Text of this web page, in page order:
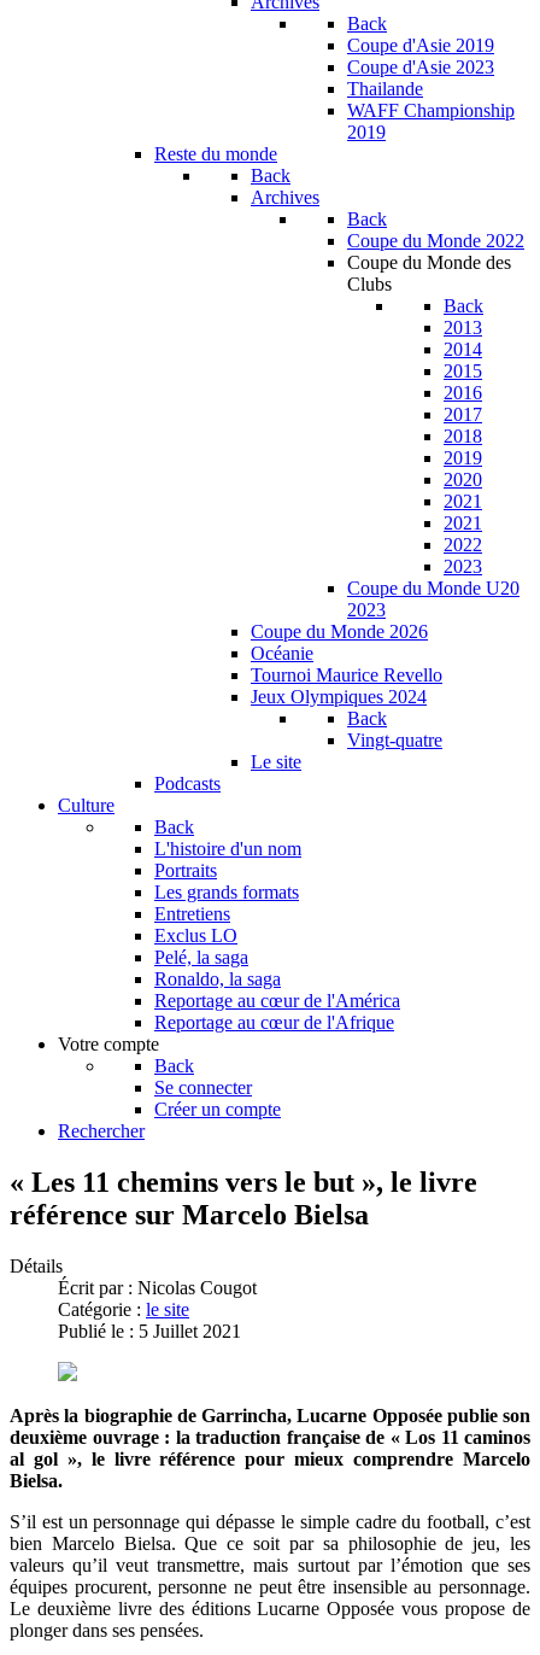
Back
Coupe d'Asie 2019
Coupe d'Asie 2023
Thailande
WAFF Championship
2019
Reste du monde
Back
Archives
Back
Coupe du Monde 2022
Coupe du Monde des
Clubs
Back
2013
2014
2015
2016
2017
2018
2019
2020
2021
2021
2022
2023
Coupe du Monde U20
2023
Coupe du Monde 2026
Océanie
Tournoi Maurice Revello
Jeux Olympiques 2024
Back
Vingt-quatre
Le site
Podcasts
Culture
Back
L'histoire d'un nom
Portraits
Les grands formats
Entretiens
Exclus LO
Pelé, la saga
Ronaldo, la saga
Reportage au cœur de l'América
Reportage au cœur de l'Afrique
Votre compte
Back
Se connecter
Créer un compte
Rechercher
« Les 11 chemins vers le but », le livre
référence sur Marcelo Bielsa
Détails
Écrit par : Nicolas Cougot
Catégorie : le site
Publié le : 5 Juillet 2021
Après la biographie de Garrincha, Lucarne Opposée publie son
deuxième ouvrage : la traduction française de « Los 11 caminos
al gol », le livre référence pour mieux comprendre Marcelo
Bielsa.
S’il est un personnage qui dépasse le simple cadre du football, c’est
bien Marcelo Bielsa. Que ce soit par sa philosophie de jeu, les
valeurs qu’il veut transmettre, mais surtout par l’émotion que ses
équipes procurent, personne ne peut être insensible au personnage.
Le deuxième livre des éditions Lucarne Opposée vous propose de
plonger dans ses pensées.